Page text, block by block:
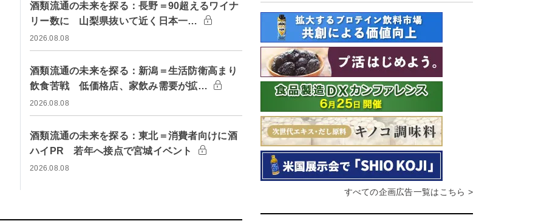
酒類流通の未来を探る：長野＝90超えるワイナ
リー数に 山梨県抜いて近く日本一…
2026.08.08
酒類流通の未来を探る：新潟＝生活防衛高まり
飲食苦戦 低価格店、家飲み需要が拡…
2026.08.08
酒類流通の未来を探る：東北＝消費者向けに酒
ハイPR 若年へ接点で宮城イベント
2026.08.08
すべての企画広告一覧はこちら >